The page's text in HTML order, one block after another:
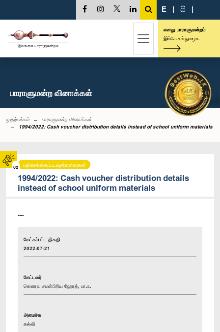
02
E | සි |
எனது பாராளுமன்றம்
இங்கே உள்நுழைக
பாராளுமன்ற வினாக்கள்
முதற்பக்கம்
பாராளுமன்ற வினாக்கள்
1994/2022: Cash voucher distribution details instead of school uniform materials
பதிலளிக்கப்படவுள்ளவைகள்
1994/2022: Cash voucher distribution details
instead of school uniform materials
----
கேட்கப்பட்ட திகதி
2022-07-21
கேட்டவர்
கௌரவ சமன்பிரிய ஹேரத், பா.உ.
அமைச்சு
கல்வி